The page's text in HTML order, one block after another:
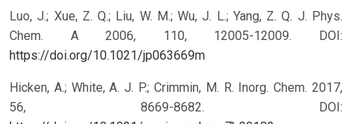
Luo, J.; Xue, Z. Q.; Liu, W. M.; Wu, J. L.; Yang, Z. Q. J. Phys.
Chem. A 2006, 110, 12005-12009. DOI:
https://doi.org/10.1021/jp063669m
Hicken, A.; White, A. J. P.; Crimmin, M. R. Inorg. Chem. 2017,
56, 8669-8682. DOI: